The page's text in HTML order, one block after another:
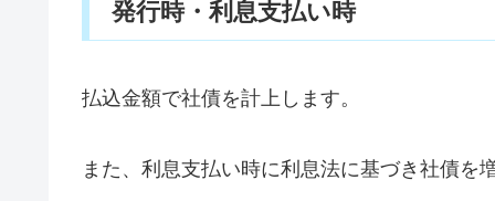
発行時・利息支払い時
払込金額で社債を計上します。
また、利息支払い時に利息法に基づき社債を